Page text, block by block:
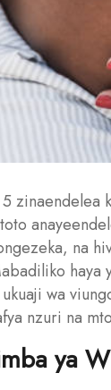
zinaendelea
na
wa
nzuri na
ya